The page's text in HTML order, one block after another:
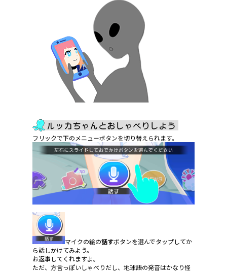
フリックで下のメニューボタンを切り替えられます。
マイクの絵の話すボタンを選んでタップしてか
ら話しかけてみよう。
お返事してくれますよ。
ただ、方言っぽいしゃべりだし、地球語の発音はかなり怪